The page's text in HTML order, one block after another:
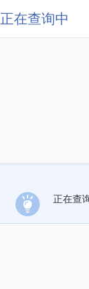
正在查询中
正在查